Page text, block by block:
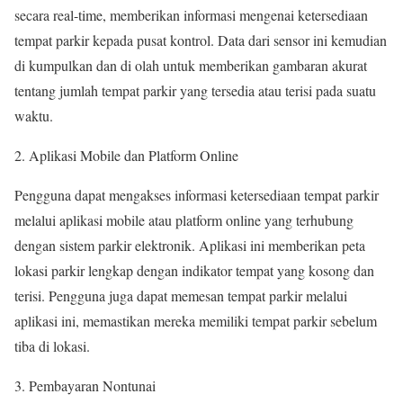
secara real-time, memberikan informasi mengenai ketersediaan
tempat parkir kepada pusat kontrol. Data dari sensor ini kemudian
di kumpulkan dan di olah untuk memberikan gambaran akurat
tentang jumlah tempat parkir yang tersedia atau terisi pada suatu
waktu.
2. Aplikasi Mobile dan Platform Online
Pengguna dapat mengakses informasi ketersediaan tempat parkir
melalui aplikasi mobile atau platform online yang terhubung
dengan sistem parkir elektronik. Aplikasi ini memberikan peta
lokasi parkir lengkap dengan indikator tempat yang kosong dan
terisi. Pengguna juga dapat memesan tempat parkir melalui
aplikasi ini, memastikan mereka memiliki tempat parkir sebelum
tiba di lokasi.
3. Pembayaran Nontunai